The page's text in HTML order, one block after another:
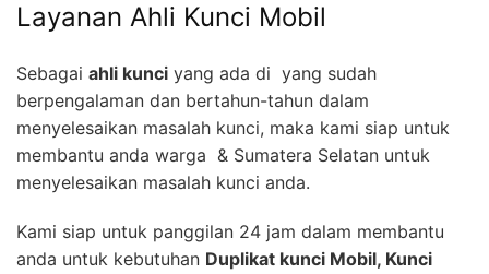
Layanan Ahli Kunci Mobil
Sebagai ahli kunci yang ada di yang sudah
berpengalaman dan bertahun-tahun dalam
menyelesaikan masalah kunci, maka kami siap untuk
membantu anda warga & Sumatera Selatan untuk
menyelesaikan masalah kunci anda.
Kami siap untuk panggilan 24 jam dalam membantu
anda untuk kebutuhan Duplikat kunci Mobil, Kunci